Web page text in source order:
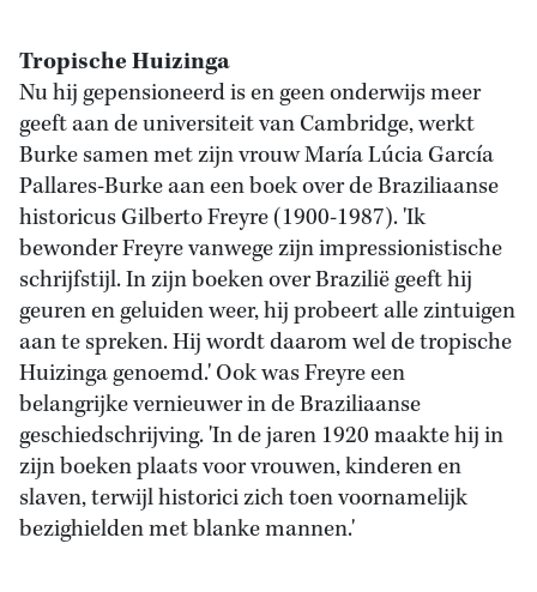
Tropische Huizinga
Nu hij gepensioneerd is en geen onderwijs meer
geeft aan de universiteit van Cambridge, werkt
Burke samen met zijn vrouw María Lúcia García
Pallares-Burke aan een boek over de Braziliaanse
historicus Gilberto Freyre (1900-1987). 'Ik
bewonder Freyre vanwege zijn impressionistische
schrijfstijl. In zijn boeken over Brazilië geeft hij
geuren en geluiden weer, hij probeert alle zintuigen
aan te spreken. Hij wordt daarom wel de tropische
Huizinga genoemd.' Ook was Freyre een
belangrijke vernieuwer in de Braziliaanse
geschiedschrijving. 'In de jaren 1920 maakte hij in
zijn boeken plaats voor vrouwen, kinderen en
slaven, terwijl historici zich toen voornamelijk
bezighielden met blanke mannen.'